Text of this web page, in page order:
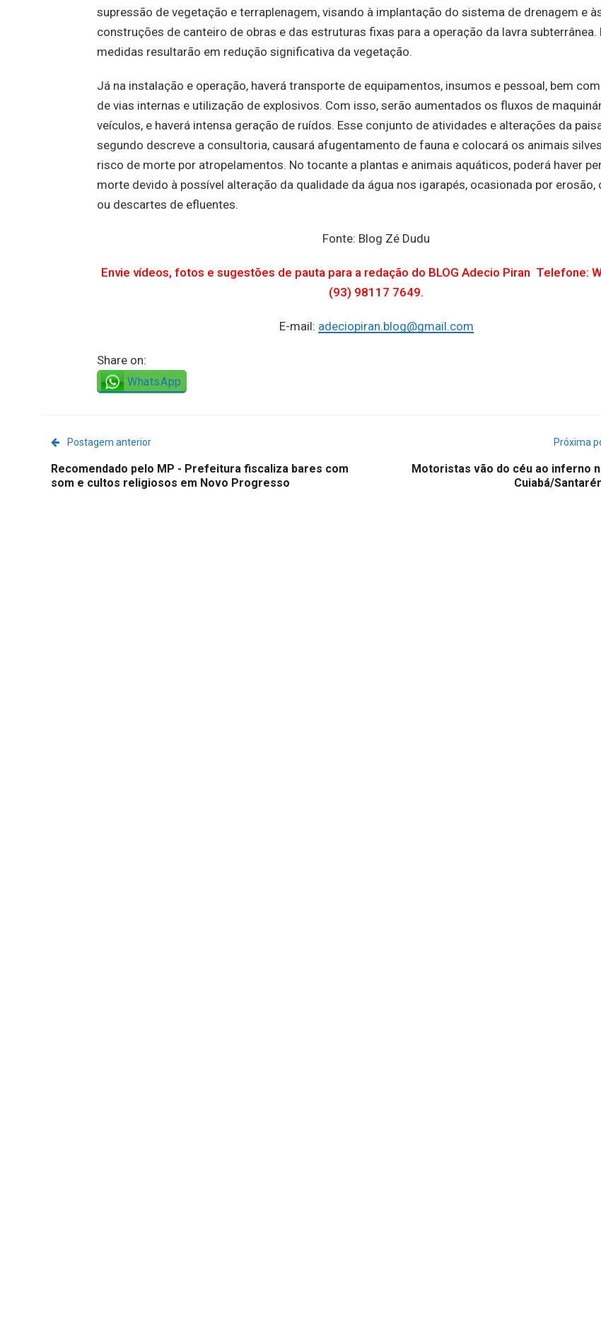
supressão de vegetação e terraplenagem, visando à implantação do sistema de drenagem e
construções de canteiro de obras e das estruturas fixas para a operação da lavra subterrânea.
medidas resultarão em redução significativa da vegetação.
Já na instalação e operação, haverá transporte de equipamentos, insumos e pessoal, bem
de vias internas e utilização de explosivos. Com isso, serão aumentados os fluxos de
veículos, e haverá intensa geração de ruídos. Esse conjunto de atividades e alterações da
segundo descreve a consultoria, causará afugentamento de fauna e colocará os animais
risco de morte por atropelamentos. No tocante a plantas e animais aquáticos, poderá haver
morte devido à possível alteração da qualidade da água nos igarapés, ocasionada por erosão,
ou descartes de efluentes.
Fonte: Blog Zé Dudu
Envie vídeos, fotos e sugestões de pauta para a redação do BLOG Adecio Piran Telefone:
(93) 98117 7649.
E-mail: adeciopiran.blog@gmail.com
Share on:
WhatsApp
Postagem anterior
Recomendado pelo MP - Prefeitura fiscaliza bares com
som e cultos religiosos em Novo Progresso
Próxima
Motoristas vão do céu ao inferno
Cuiabá/